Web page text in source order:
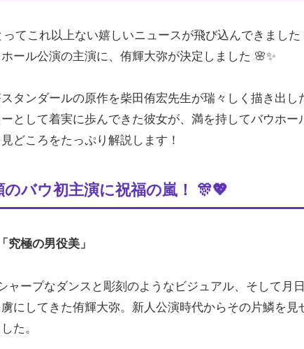
てこれ以上ない嬉しいニュースが飛び込んできまし
ール公演の主演に、侑輝大弥が決定しました 🌸✨
タンダールの原作を柴田侑宏先生が瑞々しく描き出し
として着実に歩んできた彼女が、満を持してバウホー
どころをたっぷり解説します！
バウ初主演に祝福の嵐！ 🎊💖
究極の男役美」
ャープなダンスと彫刻のようなビジュアル、そして月
にしてきた侑輝大弥。新人公演時代からその片鱗を見
た。